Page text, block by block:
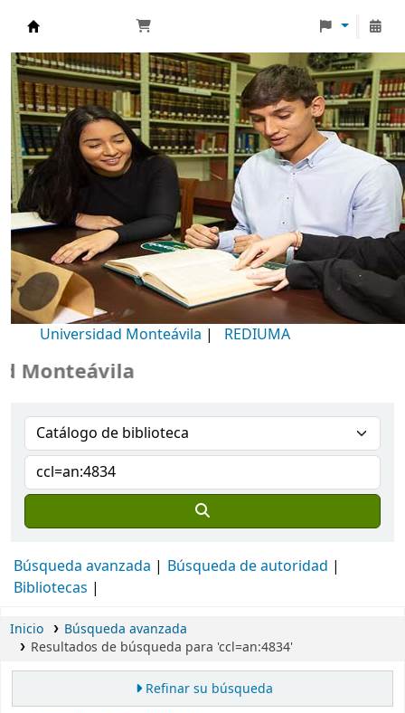
Biblioteca Universidad Monteávila
Universidad Monteávila | REDIUMA
Búsqueda avanzada
Búsqueda de autoridad
Bibliotecas
Inicio
Búsqueda avanzada
Resultados de búsqueda para 'ccl=an:4834'
Refinar su búsqueda